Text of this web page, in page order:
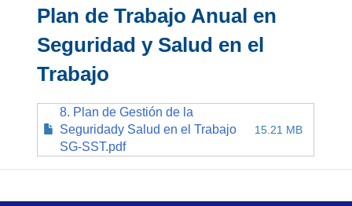
Plan de Trabajo Anual en
Seguridad y Salud en el
Trabajo
8. Plan de Gestión de la
Seguridady Salud en el Trabajo
SG-SST.pdf
15.21 MB